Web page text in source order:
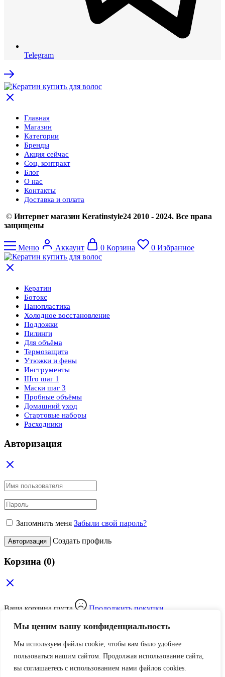
Мы ценим вашу конфиденциальность
Мы используем файлы cookie, чтобы вам было удобнее
пользоваться нашим сайтом. Продолжая использование сайта,
вы соглашаетесь c использованием нами файлов cookies.
Telegram
Главная
Магазин
Категории
Бренды
Акция сейчас
Соц. контракт
Блог
О нас
Контакты
Доставка и оплата
© Интернет магазин Keratinstyle24 2010 - 2024. Все права
защищены
Меню Аккаунт 0 Корзина 0 Избранное
Кератин
Ботокс
Нанопластика
Холодное восстановление
Подложки
Пилинги
Для объёма
Термозащита
Утюжки и фены
Инструменты
Шго шаг 1
Маски шаг 3
Пробные объёмы
Домашний уход
Стартовые наборы
Расходники
Авторизация
Запомнить меня Забыли свой пароль?
Авторизация Создать профиль
Корзина (0)
Ваша корзина пуста Продолжить покупки
Поиск
Все категории